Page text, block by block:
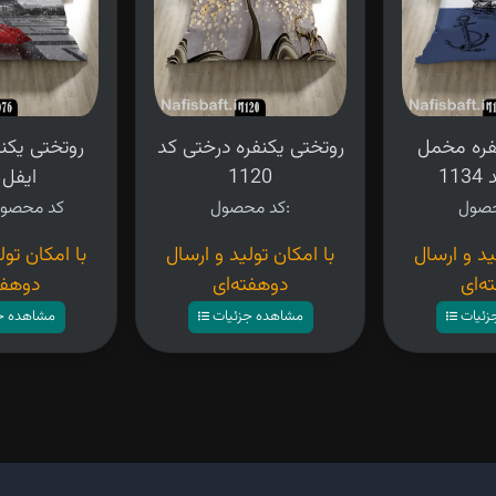
روتختی
کد
با امکان
مشاهده
روتختی یکنفره درختی کد
1120
کد محصول:
با امکان تولید و ارسال
دوهفته‌ای
مشاهده جزئیات
مخمل
و ارسال